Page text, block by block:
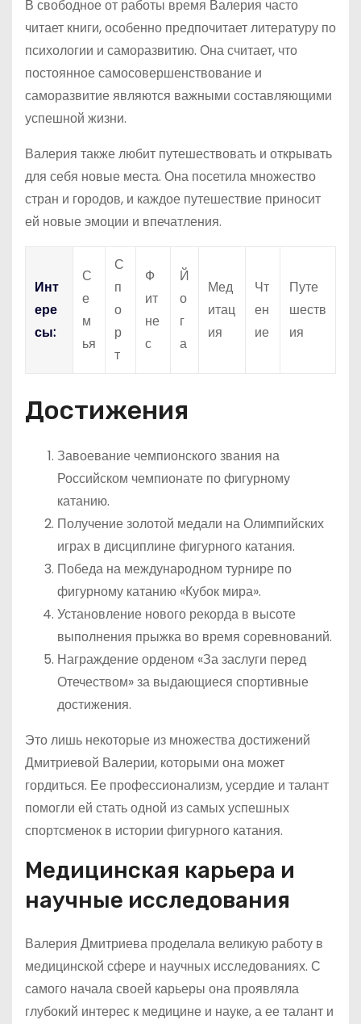
В свободное от работы время Валерия часто
читает книги, особенно предпочитает литературу по
психологии и саморазвитию. Она считает, что
постоянное самосовершенствование и
саморазвитие являются важными составляющими
успешной жизни.
Валерия также любит путешествовать и открывать
для себя новые места. Она посетила множество
стран и городов, и каждое путешествие приносит
ей новые эмоции и впечатления.
Инт
ере
сы:
С
е
м
ья
С
п
о
р
т
Ф
ит
не
с
Й
о
г
а
Мед
итац
ия
Чт
ен
ие
Путе
шеств
ия
Достижения
Завоевание чемпионского звания на
Российском чемпионате по фигурному
катанию.
Получение золотой медали на Олимпийских
играх в дисциплине фигурного катания.
Победа на международном турнире по
фигурному катанию «Кубок мира».
Установление нового рекорда в высоте
выполнения прыжка во время соревнований.
Награждение орденом «За заслуги перед
Отечеством» за выдающиеся спортивные
достижения.
Это лишь некоторые из множества достижений
Дмитриевой Валерии, которыми она может
гордиться. Ее профессионализм, усердие и талант
помогли ей стать одной из самых успешных
спортсменок в истории фигурного катания.
Медицинская карьера и
научные исследования
Валерия Дмитриева проделала великую работу в
медицинской сфере и научных исследованиях. С
самого начала своей карьеры она проявляла
глубокий интерес к медицине и науке, а ее талант и